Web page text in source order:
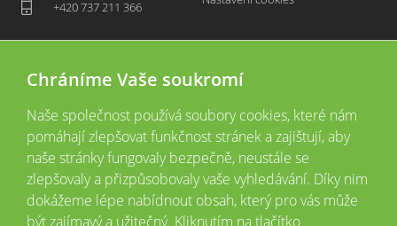
+420 737 211 366
2026 © CopyrightVšechna práva vyhrazena
Tyto webové stránky jsou provozovány společností Realitní akademie České
Chráníme Vaše soukromí
Naše společnost používá soubory cookies, které nám
pomáhají zlepšovat funkčnost stránek a zajištují, aby
naše stránky fungovaly bezpečně, neustále se
zlepšovaly a přizpůsobovaly vaše vyhledávání. Díky nim
dokážeme lépe nabídnout obsah, který pro vás může
být zajímavý a užitečný. Kliknutím na tlačítko